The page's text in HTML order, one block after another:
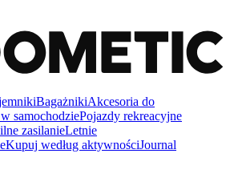
BagażnikiAkcesoria do
samochodziePojazdy rekreacyjne
zasilanieLetnie
Kupuj według aktywnościJournal